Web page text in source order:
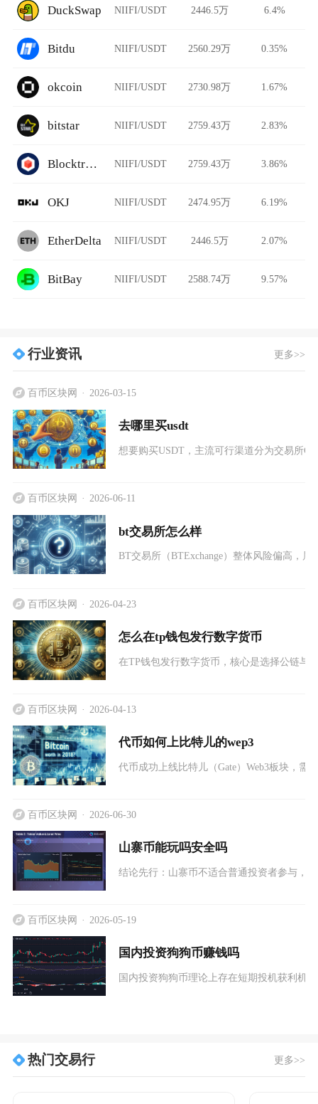
DuckSwap NIIFI/USDT 2446.5万 6.4%
Bitdu NIIFI/USDT 2560.29万 0.35%
okcoin NIIFI/USDT 2730.98万 1.67%
bitstar NIIFI/USDT 2759.43万 2.83%
Blocktrade NIIFI/USDT 2759.43万 3.86%
OKJ NIIFI/USDT 2474.95万 6.19%
EtherDelta NIIFI/USDT 2446.5万 2.07%
BitBay NIIFI/USDT 2588.74万 9.57%
行业资讯 更多>>
百币区块网 2026-03-15
去哪里买usdt
想要购买USDT，主流可行渠道分为交易所
百币区块网 2026-06-11
bt交易所怎么样
BT交易所（BTExchange）整体风险偏高，
百币区块网 2026-04-23
怎么在tp钱包发行数字货币
在TP钱包发行数字货币，核心是选择公链与
百币区块网 2026-04-13
代币如何上比特儿的wep3
代币成功上线比特儿（Gate）Web3板块，
百币区块网 2026-06-30
山寨币能玩吗安全吗
结论先行：山寨币不适合普通投资者参与，
百币区块网 2026-05-19
国内投资狗狗币赚钱吗
国内投资狗狗币理论上存在短期投机获利机
热门交易行 更多>>